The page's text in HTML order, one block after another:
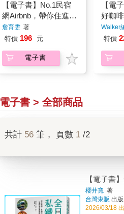
【電子書】No.1民宿
網Airbnb，帶你住進全
世界的家
詹育雯著
特價 196 元
電子書
【電
好咖
Walker
特價
電子書 > 全部商品
共計 56 筆， 頁數 1 /2
【電子書
櫻井寬 著
台灣東販 出版
2026/03/18